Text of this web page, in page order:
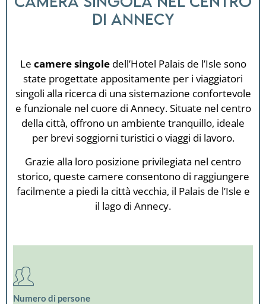
di Annecy
Le camere singoledell’Hotel Palais de l’Isle sono
state progettate appositamente per i viaggiatori
singoli alla ricerca di una sistemazione confortevole
e funzionale nel cuore di Annecy. Situate nel centro
della città, offrono un ambiente tranquillo, ideale
per brevi soggiorni turistici o viaggi di lavoro.
Grazie alla loro posizione privilegiata nel centro
storico, queste camere consentono di raggiungere
facilmente a piedi la città vecchia, il Palais de l’Isle e
il lago di Annecy.
Numero di persone